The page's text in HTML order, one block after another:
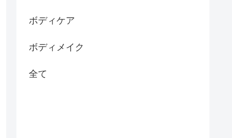
ボディケア
ボディメイク
全て